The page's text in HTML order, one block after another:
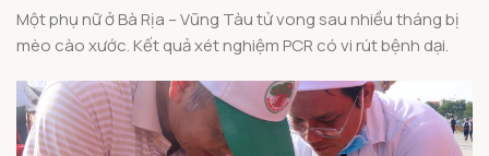
Một phụ nữ ở Bà Rịa – Vũng Tàu tử vong sau nhiều tháng bị
mèo cào xước. Kết quả xét nghiệm PCR có vi rút bệnh dại.